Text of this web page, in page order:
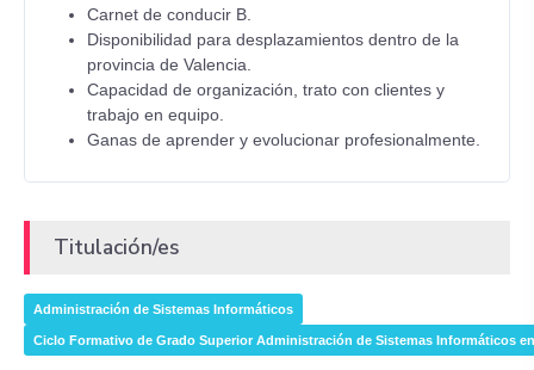
Carnet de conducir B.
Disponibilidad para desplazamientos dentro de la
provincia de Valencia.
Capacidad de organización, trato con clientes y
trabajo en equipo.
Ganas de aprender y evolucionar profesionalmente.
Titulación/es
Administración de Sistemas Informáticos
Ciclo Formativo de Grado Superior Administración de Sistemas Informáticos